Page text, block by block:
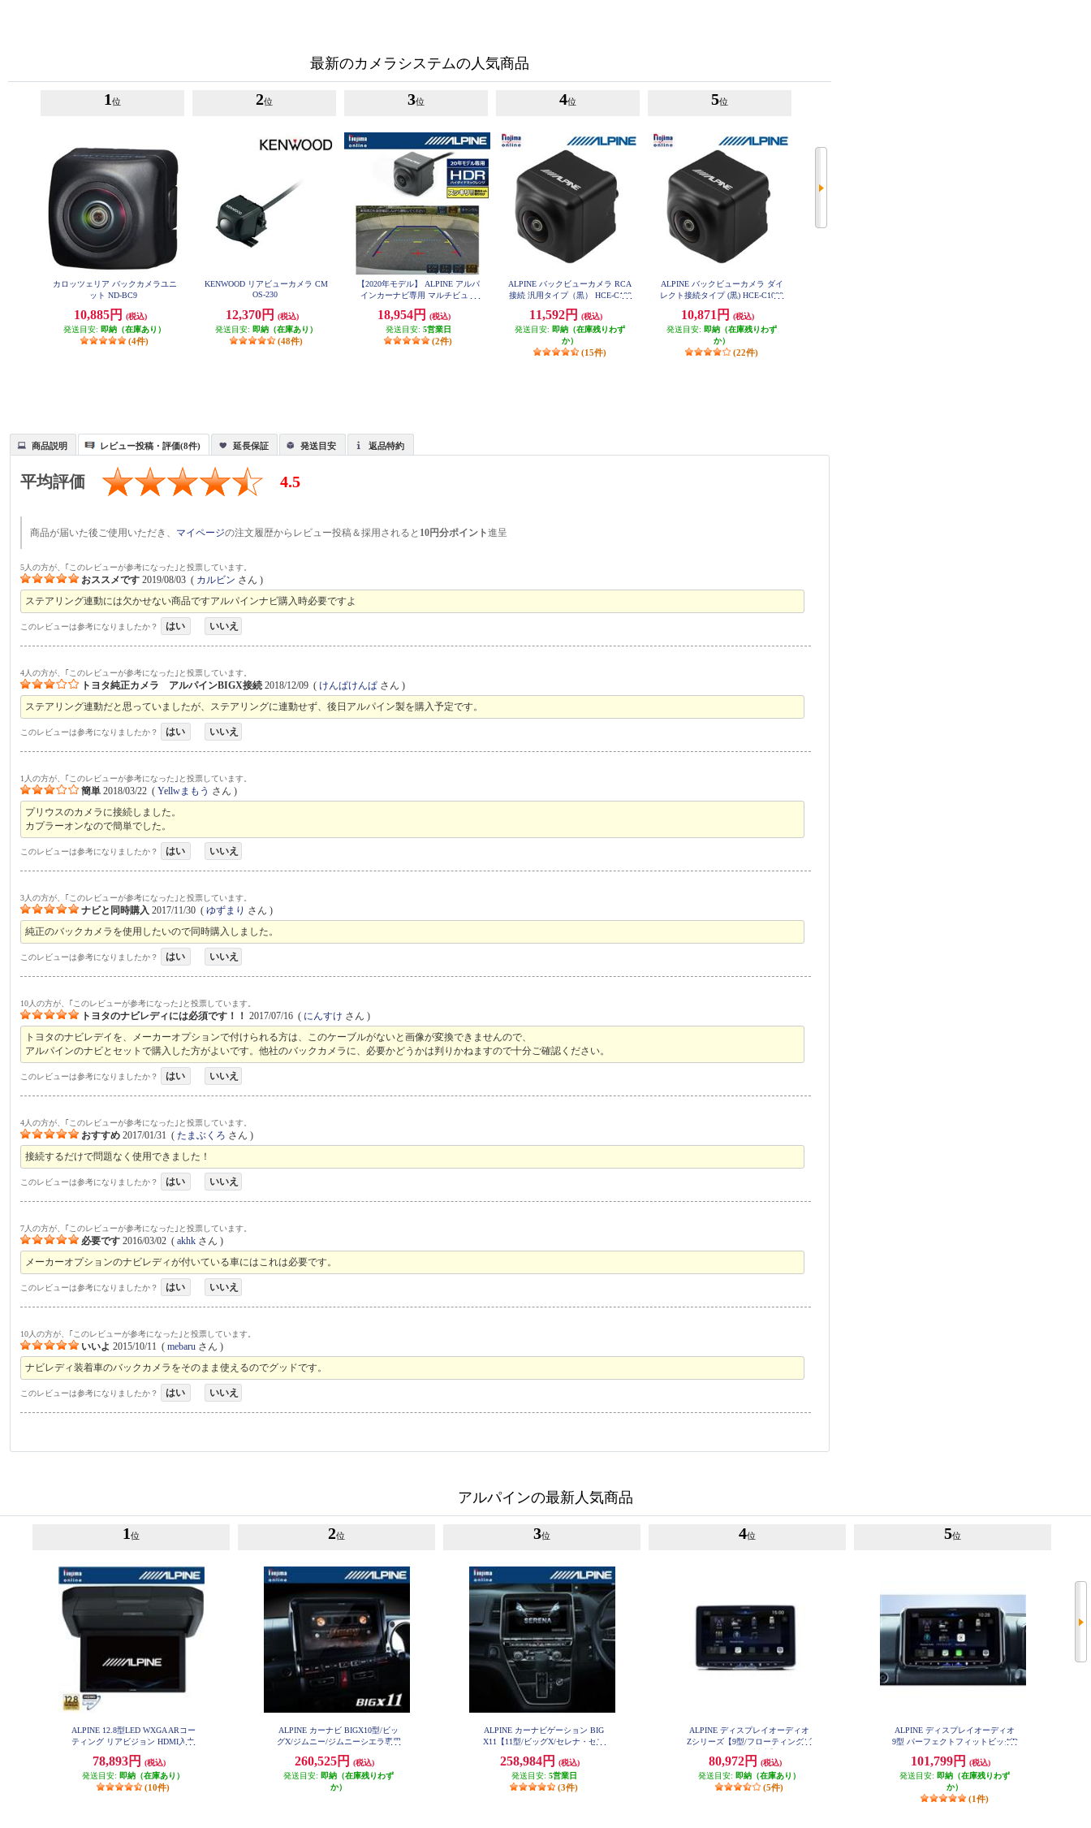
最新のカメラシステムの人気商品
1 位
カロッツェリア バックカメラユニ
ット ND-BC9
10,885円
(税込)
発送目安: 即納（在庫あり）
(4件)
2位
KENWOOD リアビューカメラ CM
OS-230
12,370円
(税込)
発送目安: 即納（在庫あり）
(48件)
3位
【2020年モデル】 ALPINE アルパ
インカーナビ専用 マルチビュー
18,954円
(税込)
発送目安: 5営業日
(2件)
4位
ALPINE バックビューカメラ RCA
接続 汎用タイプ（黒） HCE-C100
11,592円
(税込)
発送目安: 即納（在庫残りわず
か）
(15件)
5位
ALPINE バックビューカメラ ダイ
レクト接続タイプ (黒) HCE-C1000
10,871円
(税込)
発送目安: 即納（在庫残りわず
か）
(22件)
商品説明 レビュー投稿・評価(8件) 延長保証 発送目安 返品特約
平均評価 4.5
商品が届いた後ご使用いただき、 マイページの注文履歴からレビュー投稿＆採用されると 10円分ポイント進呈
5人の方が、｢このレビューが参考になった｣と投票しています。
おススメです 2019/08/03 ( カルビン さん )
ステアリング連動には欠かせない商品ですアルパインナビ購入時必要ですよ
このレビューは参考になりましたか？ はい いいえ
4人の方が、｢このレビューが参考になった｣と投票しています。
トヨタ純正カメラ アルパインBIGX接続 2018/12/09 ( けんぱけんぱ さん )
ステアリング連動だと思っていましたが、ステアリングに連動せず、後日アルパイン製を購入予定です。
このレビューは参考になりましたか？ はい いいえ
1人の方が、｢このレビューが参考になった｣と投票しています。
簡単 2018/03/22 (Yellwまもう さん )
プリウスのカメラに接続しました。
カプラーオンなので簡単でした。
このレビューは参考になりましたか？ はい いいえ
3人の方が、｢このレビューが参考になった｣と投票しています。
ナビと同時購入 2017/11/30 (ゆずまり さん )
純正のバックカメラを使用したいので同時購入しました。
このレビューは参考になりましたか？ はい いいえ
10人の方が、｢このレビューが参考になった｣と投票しています。
トヨタのナビレディには必須です！！ 2017/07/16 ( にんすけ さん )
トヨタのナビレデイを、メーカーオプションで付けられる方は、このケーブルがないと画像が変換できませんので、
アルパインのナビとセットで購入した方がよいです。他社のバックカメラに、必要かどうかは判りかねますので十分ご確認ください。
このレビューは参考になりましたか？ はい いいえ
4人の方が、｢このレビューが参考になった｣と投票しています。
おすすめ 2017/01/31 (たまぶくろ さん )
接続するだけで問題なく使用できました！
このレビューは参考になりましたか？ はい いいえ
7人の方が、｢このレビューが参考になった｣と投票しています。
必要です 2016/03/02 (akhk さん )
メーカーオプションのナビレディが付いている車にはこれは必要です。
このレビューは参考になりましたか？ はい いいえ
10人の方が、｢このレビューが参考になった｣と投票しています。
いいよ 2015/10/11 (mebaru さん )
ナビレディ装着車のバックカメラをそのまま使えるのでグッドです。
このレビューは参考になりましたか？ はい いいえ
アルパインの最新人気商品
1 位
ALPINE 12.8型LED WXGA ARコー
ティング リアビジョン HDMI入力
78,893円
(税込)
発送目安: 即納（在庫あり）
(10件)
2位
ALPINE カーナビ BIGX10型/ビッ
グX/ジムニー/ジムニーシエラ専用
260,525円
(税込)
発送目安: 即納（在庫残りわず
か）
3位
ALPINE カーナビゲーション BIG
X11【11型/ビッグX/セレナ・セレ
専用】 EX11NX2-SE-27-L-AM
258,984円
(税込)
発送目安: 5営業日
(3件)
4位
ALPINE ディスプレイオーディオ
Zシリーズ【9型/フローティングビ
80,972円
(税込)
発送目安: 即納（在庫あり）
(5件)
5位
ALPINE ディスプレイオーディオ
9型 パーフェクトフィットビッグD
droidAuto AppleCarPlay PF9DA-JI-6
4
101,799円
(税込)
発送目安: 即納（在庫残りわず
か）
(1件)